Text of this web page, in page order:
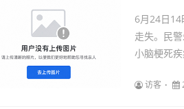
6月24日
走失。民
小脑梗死
访客